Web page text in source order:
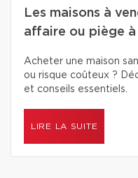
Les maisons à
affaire ou piège
Acheter une maison
ou risque coûteux ?
et conseils essentiels.
LIRE LA SUITE